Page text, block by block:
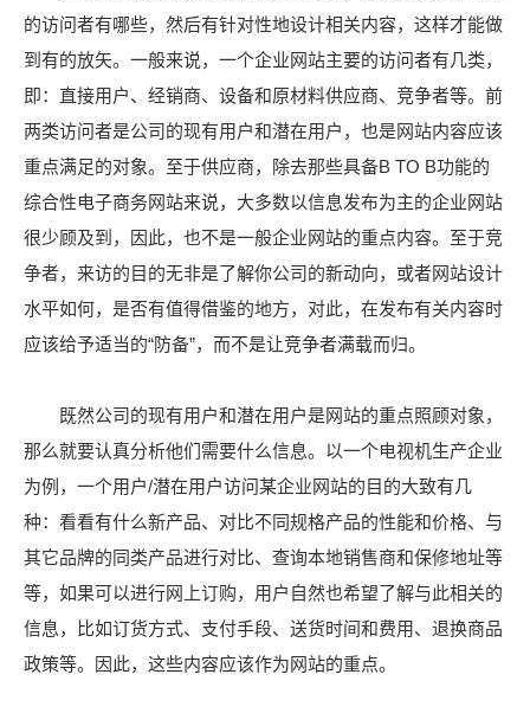
的访问者有哪些，然后有针对性地设计相关内容，这样才能做
到有的放矢。一般来说，一个企业网站主要的访问者有几类，
即：直接用户、经销商、设备和原材料供应商、竞争者等。前
两类访问者是公司的现有用户和潜在用户，也是网站内容应该
重点满足的对象。至于供应商，除去那些具备B TO B功能的
综合性电子商务网站来说，大多数以信息发布为主的企业网站
很少顾及到，因此，也不是一般企业网站的重点内容。至于竞
争者，来访的目的无非是了解你公司的新动向，或者网站设计
水平如何，是否有值得借鉴的地方，对此，在发布有关内容时
应该给予适当的“防备”，而不是让竞争者满载而归。
既然公司的现有用户和潜在用户是网站的重点照顾对象，
那么就要认真分析他们需要什么信息。以一个电视机生产企业
为例，一个用户/潜在用户访问某企业网站的目的大致有几
种：看看有什么新产品、对比不同规格产品的性能和价格、与
其它品牌的同类产品进行对比、查询本地销售商和保修地址等
等，如果可以进行网上订购，用户自然也希望了解与此相关的
信息，比如订货方式、支付手段、送货时间和费用、退换商品
政策等。因此，这些内容应该作为网站的重点。